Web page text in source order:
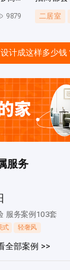
9879 二居室
计成这样多少钱
服务
服务案例103套
式 轻奢风
全部案例 >>